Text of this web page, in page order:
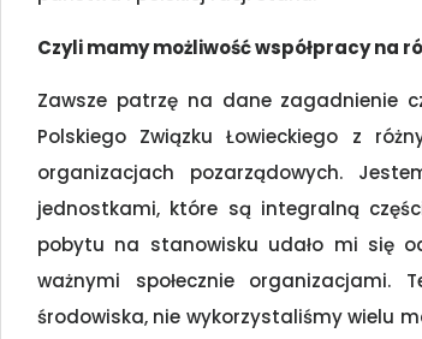
Czyli mamy możliwość współpracy na
Zawsze patrzę na dane zagadnienie
Polskiego Związku Łowieckiego z
organizacjach pozarządowych.
jednostkami, które są integralną
pobytu na stanowisku udało mi się
ważnymi społecznie organizacjami.
środowiska, nie wykorzystaliśmy wielu